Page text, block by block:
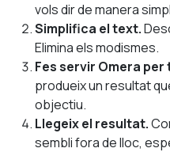
vols dir de manera
Simplifica el text.
Elimina els modismes.
Fes servir Omera
produeix un resultat
objectiu.
Llegeix el resultat.
sembli fora de lloc,